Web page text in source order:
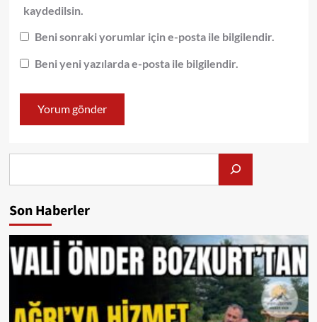
kaydedilsin.
Beni sonraki yorumlar için e-posta ile bilgilendir.
Beni yeni yazılarda e-posta ile bilgilendir.
Son Haberler